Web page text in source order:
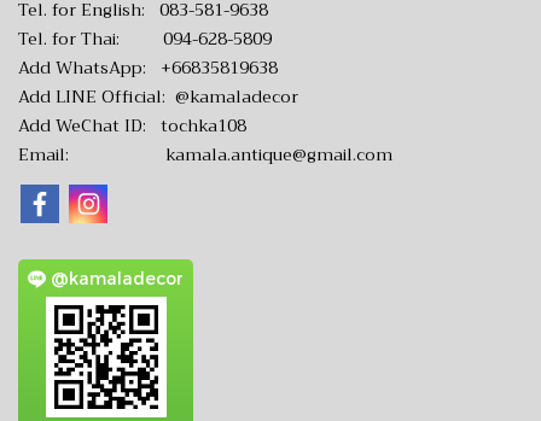
Tel. for English: 083-581-9638
Tel. for Thai: 094-628-5809
Add WhatsApp: +66835819638
Add LINE Official: @kamaladecor
Add WeChat ID: tochka108
Email: kamala.antique@gmail.com
@kamaladecor